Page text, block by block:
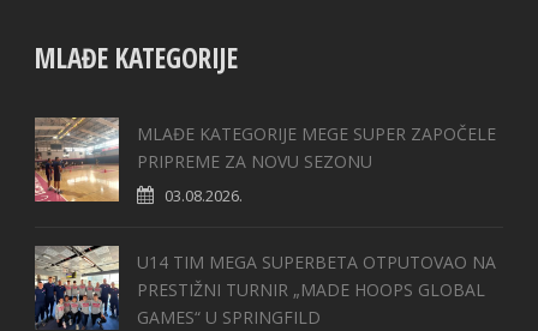
MLAĐE KATEGORIJE
MLAĐE KATEGORIJE MEGE SUPER ZAPOČELE
PRIPREME ZA NOVU SEZONU
03.08.2026.
U14 TIM MEGA SUPERBETA OTPUTOVAO NA
PRESTIŽNI TURNIR „MADE HOOPS GLOBAL
GAMES“ U SPRINGFILD